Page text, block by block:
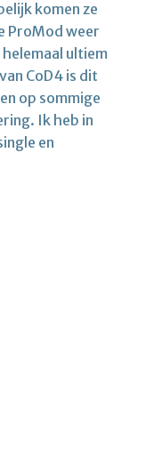
komen ze
ProMod weer
helemaal ultiem
CoD4 is dit
op sommige
Ik heb in
en